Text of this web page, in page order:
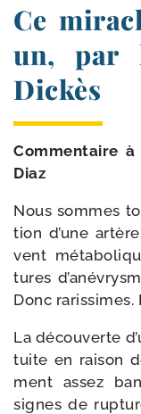
Ce
un, par
Dickès
Commentaire
Diaz
Nous sommes
tion d’une
vent
tures
Donc
La décou­verte
tuite en rai­son
ment assez
signes de